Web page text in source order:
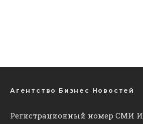
Агентство Бизнес Новостей
Регистрационный номер СМИ